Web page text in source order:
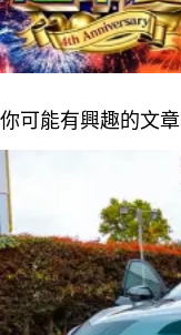
你可能有興趣的文章